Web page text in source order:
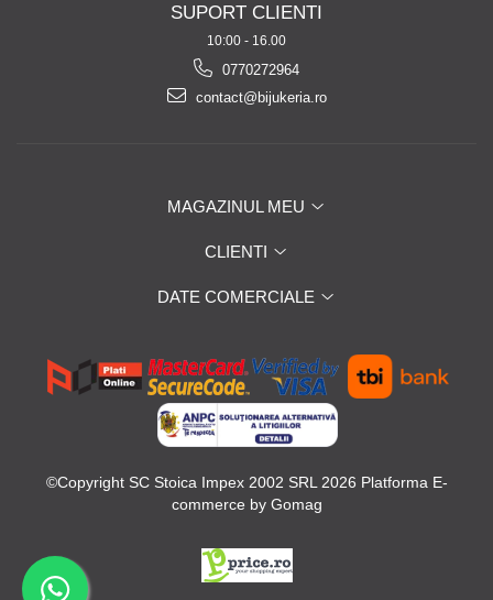
SUPORT CLIENTI
10:00 - 16.00
0770272964
contact@bijukeria.ro
MAGAZINUL MEU
CLIENTI
DATE COMERCIALE
©Copyright SC Stoica Impex 2002 SRL 2026 Platforma E-
commerce by Gomag